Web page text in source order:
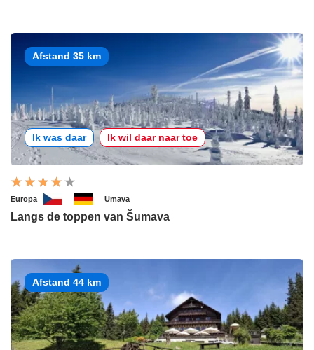
Afstand 35 km
Ik was daar Ik wil daar naar toe
Europa Umava
Langs de toppen van Šumava
Afstand 44 km